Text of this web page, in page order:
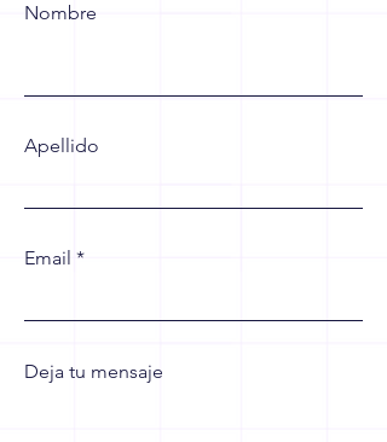
Nombre
Apellido
Email
Deja tu mensaje